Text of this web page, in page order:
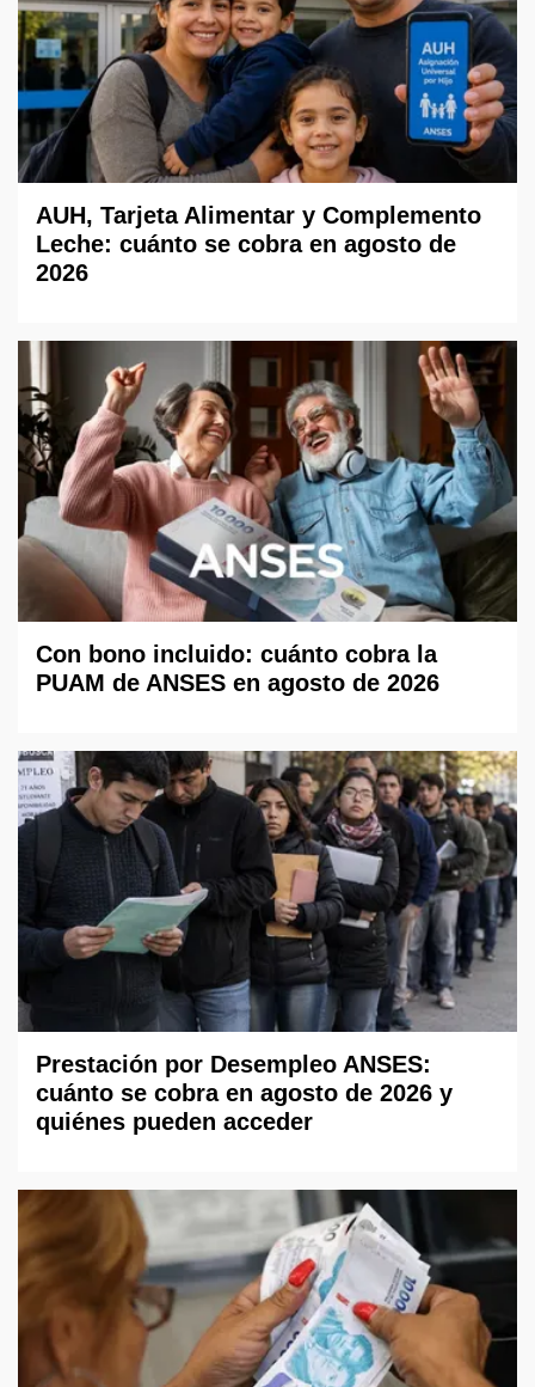
AUH, Tarjeta Alimentar y Complemento
Leche: cuánto se cobra en agosto de
2026
Con bono incluido: cuánto cobra la
PUAM de ANSES en agosto de 2026
Prestación por Desempleo ANSES:
cuánto se cobra en agosto de 2026 y
quiénes pueden acceder